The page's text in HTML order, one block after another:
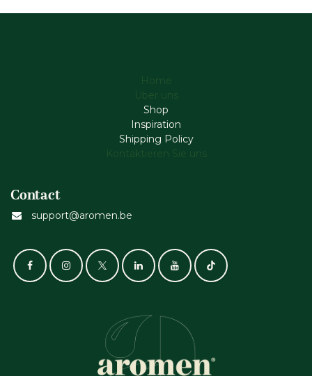
Home
Über uns
Shop
Inspiration
Shipping Policy
Kontaktieren Sie uns
Contact
support@aromen.be